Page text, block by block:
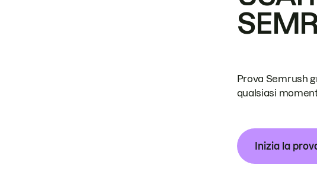
Prova Semrush
qualsiasi
Inizia la